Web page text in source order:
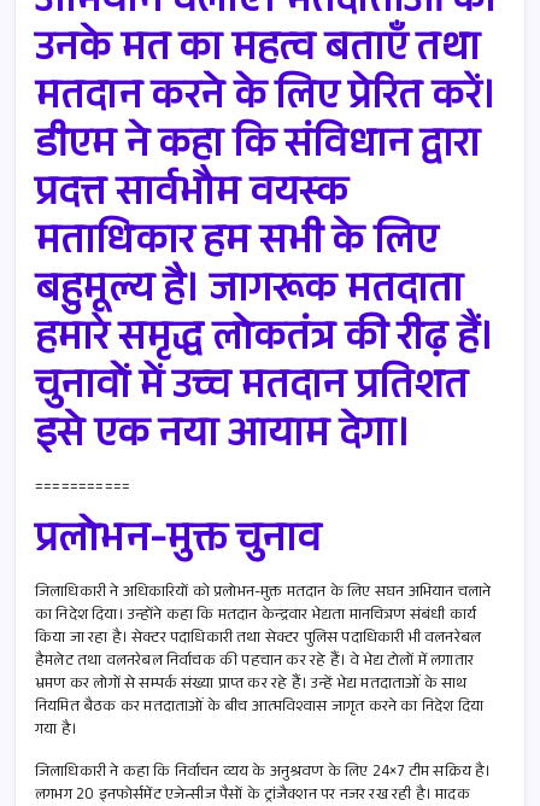
उनके मत का महत्व बताएँ तथा
मतदान करने के लिए प्रेरित करें।
डीएम ने कहा कि संविधान द्वारा
प्रदत्त सार्वभौम वयस्क
मताधिकार हम सभी के लिए
बहुमूल्य है। जागरूक मतदाता
हमारे समृद्ध लोकतंत्र की रीढ़ हैं।
चुनावों में उच्च मतदान प्रतिशत
इसे एक नया आयाम देगा।
===========
प्रलोभन-मुक्त चुनाव
जिलाधिकारी ने अधिकारियों को प्रलोभन-मुक्त मतदान के लिए सघन अभियान चलाने
का निदेश दिया। उन्होंने कहा कि मतदान केन्द्रवार भेद्यता मानचित्रण संबंधी कार्य
किया जा रहा है। सेक्टर पदाधिकारी तथा सेक्टर पुलिस पदाधिकारी भी वलनरेबल
हैमलेट तथा वलनरेबल निर्वाचक की पहचान कर रहे हैं। वे भेद्य टोलों में लगातार
भ्रमण कर लोगों से सम्पर्क संख्या प्राप्त कर रहे हैं। उन्हें भेद्य मतदाताओं के साथ
नियमित बैठक कर मतदाताओं के बीच आत्मविश्वास जागृत करने का निदेश दिया
गया है।
जिलाधिकारी ने कहा कि निर्वाचन व्यय के अनुश्रवण के लिए 24×7 टीम सक्रिय है।
लगभग 20 इनफोर्समेंट एजेन्सीज पैसों के ट्रांजैक्शन पर नजर रख रही है। मादक